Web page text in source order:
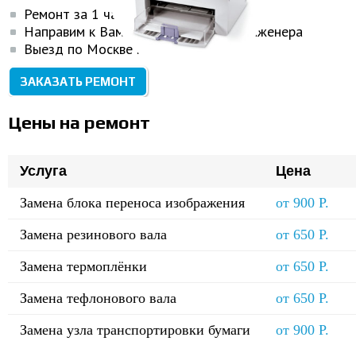
Ремонт за 1 час
Направим к Вам домой или в офис инженера
Выезд по Москве и МО
ЗАКАЗАТЬ РЕМОНТ
Цены на ремонт
Услуга
Цена
Замена блока переноса изображения
от 900 Р.
Замена резинового вала
от 650 Р.
Замена термоплёнки
от 650 Р.
Замена тефлонового вала
от 650 Р.
Замена узла транспортировки бумаги
от 900 Р.